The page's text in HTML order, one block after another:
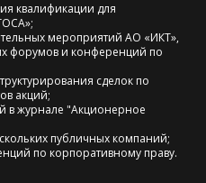
квалификации для
мероприятий АО «ИКТ»,
форумов и конференций по
сделок по
акций;
в журнале "Акционерное
публичных компаний;
по корпоративному праву.